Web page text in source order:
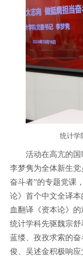
统计学
活动在高亢的
李梦隽为全体新生
奋斗者”的专题党课
论》首个中文全译
血翻译《资本论》
统计学科先驱魏宗
蓝缕、孜孜求索的
俊、吴述金积极响应